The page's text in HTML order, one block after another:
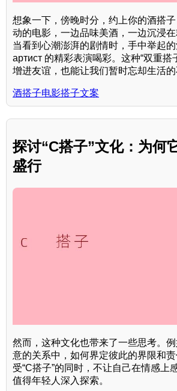
想象一下，傍晚时分，约上你的酒搭
动的电影，一边品味美酒，一边沉浸
当看到心潮澎湃的剧情时，手中举起
артист 的精彩表演喝彩。这种“双重搭
增进友谊，也能让我们暂时忘却生活的
酒搭子电影搭子文案
探讨“C搭子”文化：为何
盛行
然而，这种文化也带来了一些思考。
意的关系中，如何界定彼此的界限和
受“C搭子”的同时，不让自己在情感上
值得年轻人深入探索。